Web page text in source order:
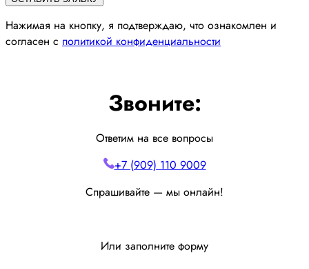
Нажимая на кнопку, я подтверждаю, что ознакомлен и
согласен с политикой конфиденциальности
Звоните:
Ответим на все вопросы
+7 (909) 110 9009
Спрашивайте — мы онлайн!
Или заполните форму